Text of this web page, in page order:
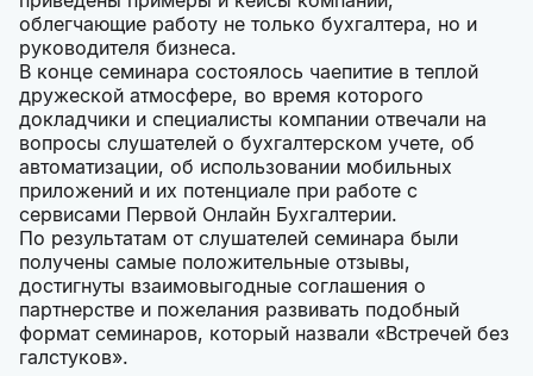
облегчающие работу не только бухгалтера, но и
руководителя бизнеса.
В конце семинара состоялось чаепитие в теплой
дружеской атмосфере, во время которого
докладчики и специалисты компании отвечали на
вопросы слушателей о бухгалтерском учете, об
автоматизации, об использовании мобильных
приложений и их потенциале при работе с
сервисами Первой Онлайн Бухгалтерии.
По результатам от слушателей семинара были
получены самые положительные отзывы,
достигнуты взаимовыгодные соглашения о
партнерстве и пожелания развивать подобный
формат семинаров, который назвали «Встречей без
галстуков».